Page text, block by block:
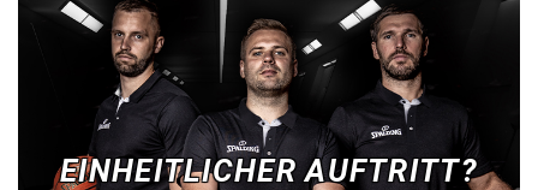
EINHEITLICHER AUFTRITT?